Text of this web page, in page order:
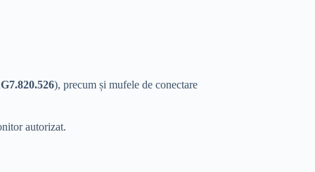
), precum și mufele de conectare
autorizat.